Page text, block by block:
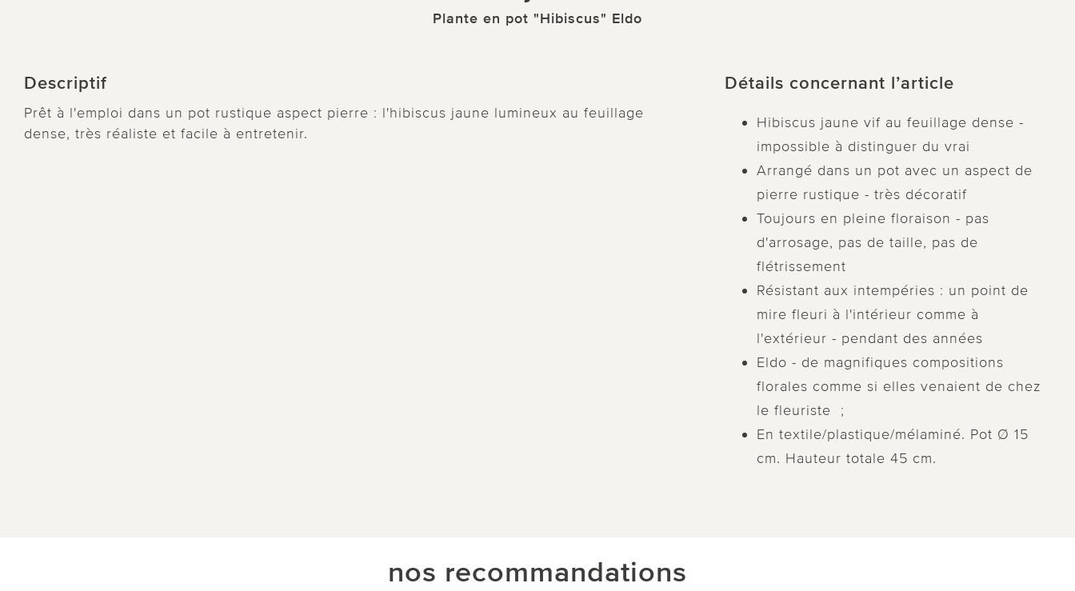
Plante en pot "Hibiscus" Eldo
Descriptif
Prêt à l'emploi dans un pot rustique aspect pierre : l'hibiscus jaune lumineux au feuillage
dense, très réaliste et facile à entretenir.
Détails concernant l’article
Hibiscus jaune vif au feuillage dense -
impossible à distinguer du vrai
Arrangé dans un pot avec un aspect de
pierre rustique - très décoratif
Toujours en pleine floraison - pas
d'arrosage, pas de taille, pas de
flétrissement
Résistant aux intempéries : un point de
mire fleuri à l'intérieur comme à
l'extérieur - pendant des années
Eldo - de magnifiques compositions
florales comme si elles venaient de chez
le fleuriste ;
En textile/plastique/mélaminé. Pot Ø 15
cm. Hauteur totale 45 cm.
nos recommandations